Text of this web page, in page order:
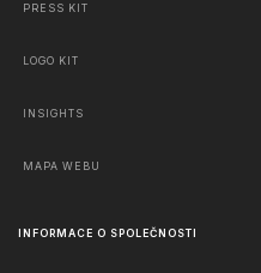
PRESS KIT
LOGO KIT
INSIGHTS
MAPA WEBU
INFORMACE O SPOLEČNOSTI